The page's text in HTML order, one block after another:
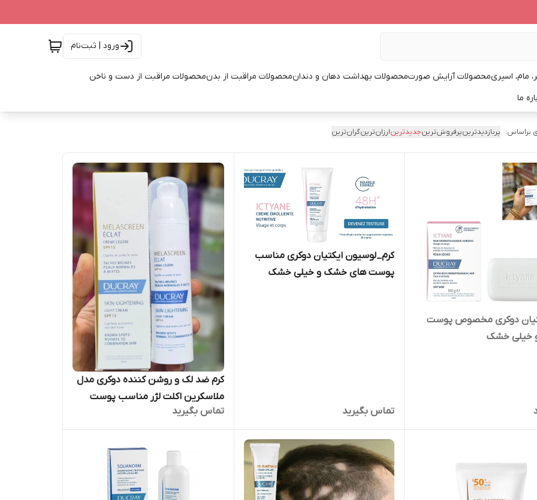
ورود | ثبت‌نام
مام، اسپریمحصولات آرایش صورتمحصولات بهداشت دهان و دندانمحصولات مراقبت از بدنمحصولات مراقبت از دست و ناخن
ما
براساس: پربازدیدترینپرفروش‌ترینجدیدترینارزان‌ترینگران‌ترین
دوکری مخصوص پوست
خیلی خشک
کرم_لوسیون ایکتیان دوکری مناسب
پوست های خشک و خیلی خشک
تماس بگیرید
کرم ضد لک و روشن کننده دوکری مدل
ملاسکرین اکلت لژر مناسب پوست
های مختلط و چرب
تماس بگیرید